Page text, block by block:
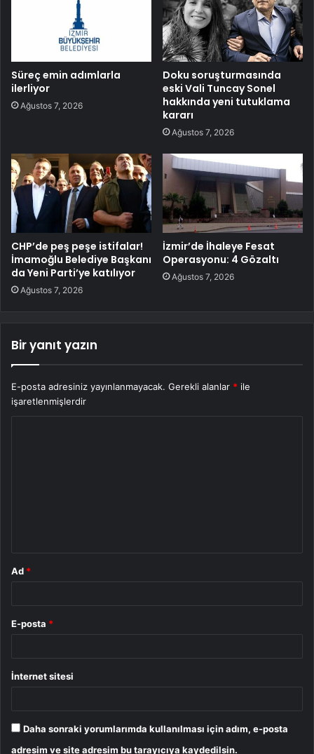
Süreç emin adımlarla
ilerliyor
Ağustos 7, 2026
Doku soruşturmasında
eski Vali Tuncay Sonel
hakkında yeni tutuklama
kararı
Ağustos 7, 2026
CHP’de peş peşe istifalar!
İmamoğlu Belediye Başkanı
da Yeni Parti’ye katılıyor
Ağustos 7, 2026
İzmir’de İhaleye Fesat
Operasyonu: 4 Gözaltı
Ağustos 7, 2026
Bir yanıt yazın
E-posta adresiniz yayınlanmayacak. Gerekli alanlar * ile
işaretlenmişlerdir
Ad *
E-posta *
İnternet sitesi
Daha sonraki yorumlarımda kullanılması için adım, e-posta
adresim ve site adresim bu tarayıcıya kaydedilsin.